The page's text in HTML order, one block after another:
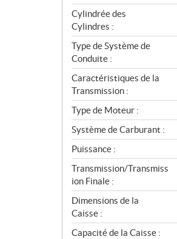
c
a
t
i
o
n
s
Cylindrée des
Cylindres :
Type de Système de
Conduite :
Caractéristiques de la
Transmission :
Type de Moteur :
Système de Carburant :
Puissance :
Transmission/Transmiss
ion Finale :
Dimensions de la
Caisse :
Capacité de la Caisse :